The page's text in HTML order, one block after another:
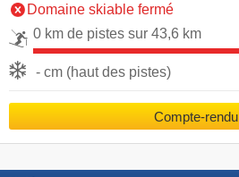
Domaine skiable fermé
0 km de pistes sur 43,6 km
- cm (haut des pistes)
Compte-rendu